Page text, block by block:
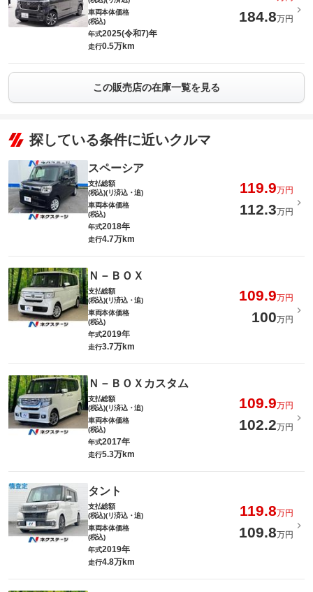
車両本体価格
(税込)
184.8万円
年式2025(令和7)年
走行0.5万km
この販売店の在庫一覧を見る
探している条件に近いクルマ
スペーシア
支払総額
(税込)(リ済込・追)
119.9万円
車両本体価格
(税込)
112.3万円
年式2018年
走行4.7万km
Ｎ－ＢＯＸ
支払総額
(税込)(リ済込・追)
109.9万円
車両本体価格
(税込)
100万円
年式2019年
走行3.7万km
Ｎ－ＢＯＸカスタム
支払総額
(税込)(リ済込・追)
109.9万円
車両本体価格
(税込)
102.2万円
年式2017年
走行5.3万km
タント
支払総額
(税込)(リ済込・追)
119.8万円
車両本体価格
(税込)
109.8万円
年式2019年
走行4.8万km